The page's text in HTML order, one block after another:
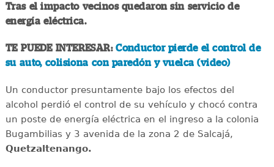
Tras el impacto vecinos quedaron sin servicio de
energía eléctrica.
TE PUEDE INTERESAR:Conductor pierde el control de
su auto, colisiona con paredón y vuelca (video)
Un conductor presuntamente bajo los efectos del
alcohol perdió el control de su vehículo y chocó contra
un poste de energía eléctrica en el ingreso a la colonia
Bugambilias y 3 avenida de la zona 2 de Salcajá,
Quetzaltenango.